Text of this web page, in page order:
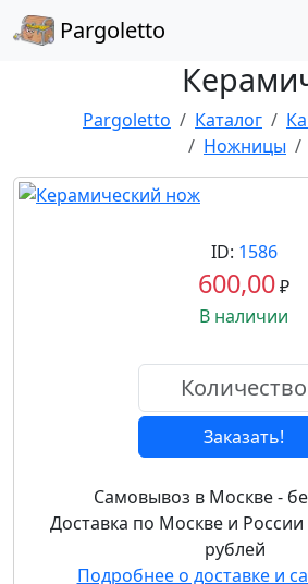
Pargoletto
Pargoletto Каталог
Ножницы
ID: 1586
600,00₽
В наличии
Заказать!
Самовывоз в Москве -
Доставка по Москве и России
рублей
Подробнее о доставке и